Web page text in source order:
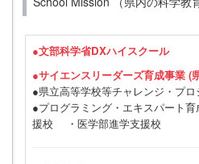
●文部科学省DXハイスクール
●サイエンスリーダーズ育成事業 (
●県立高等学校等チャレンジ・プ
●プログラミング・エキスパート
援校 ・医学部進学支援校